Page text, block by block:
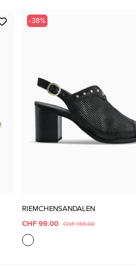
-38%
RIEMCHENSANDALEN
CHF 99.00 CHF 159.00